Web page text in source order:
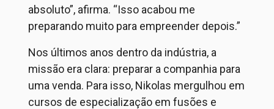
absoluto”, afirma. “Isso acabou me
preparando muito para empreender depois.”
Nos últimos anos dentro da indústria, a
missão era clara: preparar a companhia para
uma venda. Para isso, Nikolas mergulhou em
cursos de especialização em fusões e